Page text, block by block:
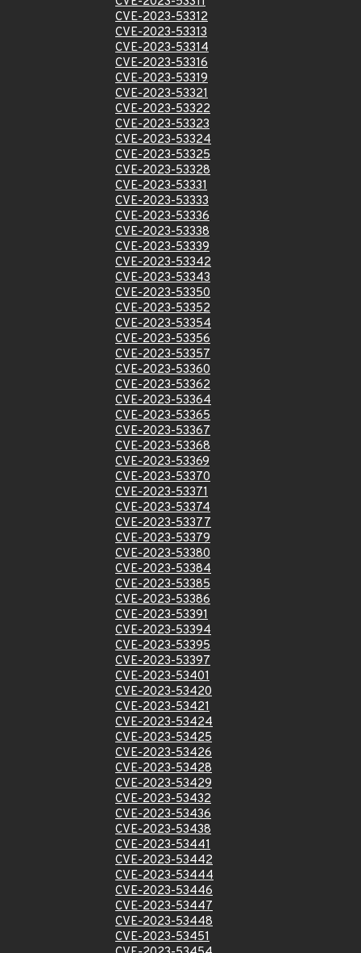
CVE-2023-53312
CVE-2023-53313
CVE-2023-53314
CVE-2023-53316
CVE-2023-53319
CVE-2023-53321
CVE-2023-53322
CVE-2023-53323
CVE-2023-53324
CVE-2023-53325
CVE-2023-53328
CVE-2023-53331
CVE-2023-53333
CVE-2023-53336
CVE-2023-53338
CVE-2023-53339
CVE-2023-53342
CVE-2023-53343
CVE-2023-53350
CVE-2023-53352
CVE-2023-53354
CVE-2023-53356
CVE-2023-53357
CVE-2023-53360
CVE-2023-53362
CVE-2023-53364
CVE-2023-53365
CVE-2023-53367
CVE-2023-53368
CVE-2023-53369
CVE-2023-53370
CVE-2023-53371
CVE-2023-53374
CVE-2023-53377
CVE-2023-53379
CVE-2023-53380
CVE-2023-53384
CVE-2023-53385
CVE-2023-53386
CVE-2023-53391
CVE-2023-53394
CVE-2023-53395
CVE-2023-53397
CVE-2023-53401
CVE-2023-53420
CVE-2023-53421
CVE-2023-53424
CVE-2023-53425
CVE-2023-53426
CVE-2023-53428
CVE-2023-53429
CVE-2023-53432
CVE-2023-53436
CVE-2023-53438
CVE-2023-53441
CVE-2023-53442
CVE-2023-53444
CVE-2023-53446
CVE-2023-53447
CVE-2023-53448
CVE-2023-53451